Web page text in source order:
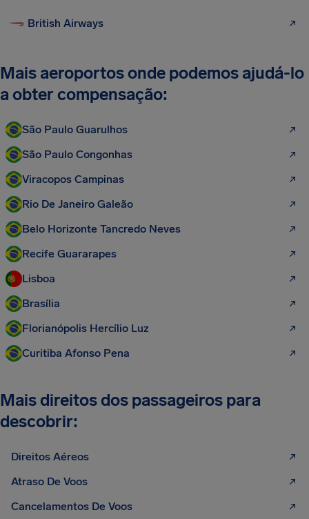
British Airways
Mais aeroportos onde podemos ajudá-lo
a obter compensação:
São Paulo Guarulhos
São Paulo Congonhas
Viracopos Campinas
Rio De Janeiro Galeão
Belo Horizonte Tancredo Neves
Recife Guararapes
Lisboa
Brasília
Florianópolis Hercílio Luz
Curitiba Afonso Pena
Mais direitos dos passageiros para
descobrir:
Direitos Aéreos
Atraso De Voos
Cancelamentos De Voos